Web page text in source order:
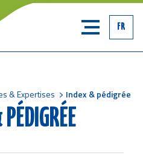
FR
& Expertises Index & pédigrée